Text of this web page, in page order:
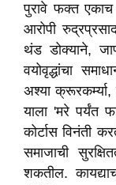
पुरावे फक्त
आरोपी
थंड डोक्याने,
वयोवृद्धांचा
अश्या
याला 'मरे पर्यंत
कोर्टास विनंती
समाजाची
शकतील.